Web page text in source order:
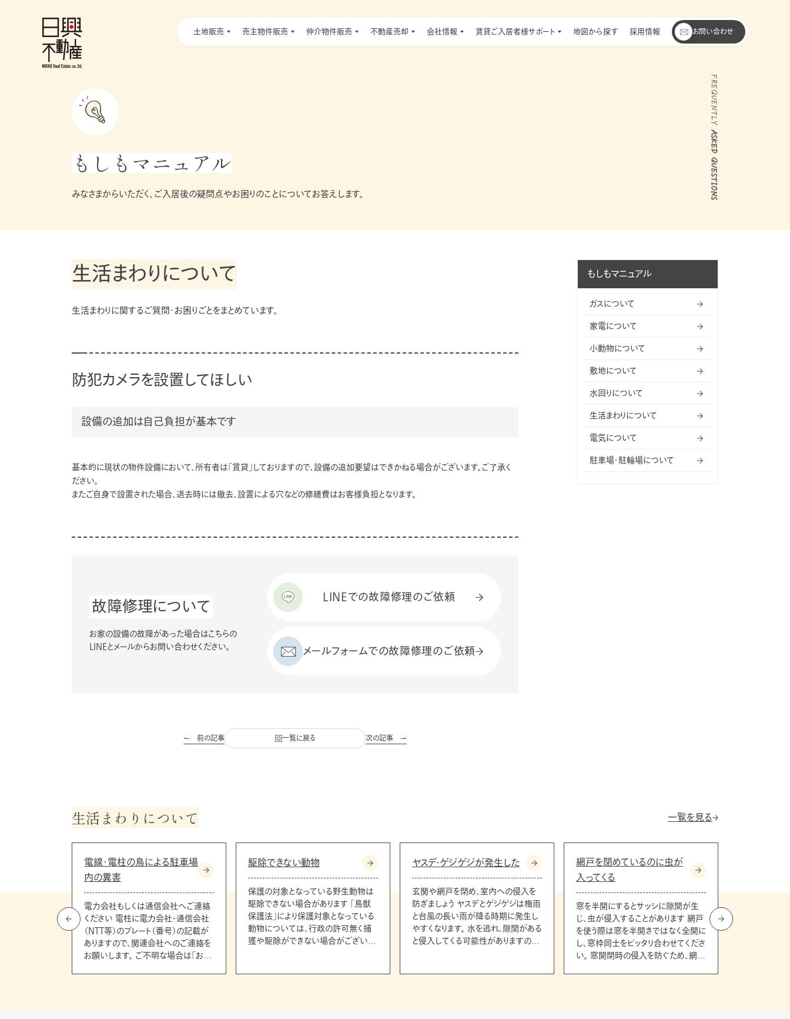
土地販売 売主物件販売 仲介物件販売 不動産売却 会社情報 賃貸ご入居者様サポート 地図から探す 採用情報 お問い合わせ
もしもマニュアル
みなさまからいただく、ご入居後の疑問点やお困りのことについてお答えします。
生活まわりについて
生活まわりに関するご質問・お困りごとをまとめています。
防犯カメラを設置してほしい
設備の追加は自己負担が基本です
基本的に現状の物件設備において、所有者は「賃貸」しておりますので、設備の追加要望はできかねる場合がございます。ご了承く
ださい。
またご自身で設置された場合、退去時には撤去、設置による穴などの修繕費はお客様負担となります。
故障修理について
お家の設備の故障があった場合はこちらの
LINEとメールからお問い合わせください。
LINEでの故障修理のご依頼
メールフォームでの故障修理のご依頼
前の記事 一覧に戻る 次の記事
もしもマニュアル
ガスについて
家電について
小動物について
敷地について
水回りについて
生活まわりについて
電気について
駐車場・駐輪場について
生活まわりについて 一覧を見る
番)にご連絡
電線・電柱の鳥による駐車場
内の糞害
電力会社もしくは通信会社へご連絡
ください 電柱に電力会社・通信会社
（NTT等）のプレート（番号）の記載が
ありますので、関連会社へのご連絡を
お願いします。 ご不明な場合は「お問
駆除できない動物
保護の対象となっている野生動物は
駆除できない場合があります 「鳥獣
保護法」により保護対象となっている
動物については、行政の許可無く捕
獲や駆除ができない場合がございま
等
ヤスデ・ゲジゲジが発生した
玄関や網戸を閉め、室内への侵入を
防ぎましょう ヤスデとゲジゲジは梅雨
と台風の長い雨が降る時期に発生し
やすくなります。 水を逃れ、隙間がある
と侵入してくる可能性がありますの
間に市販の薬剤を撒くのも効果的で
網戸を閉めているのに虫が
入ってくる
窓を半開にするとサッシに隙間が生
じ、虫が侵入することがあります 網戸
を使う際は窓を半開きではなく全開に
し、窓枠同士をピッタリ合わせてくださ
い。 窓開閉時の侵入を防ぐため、網戸
自分で駆除せ